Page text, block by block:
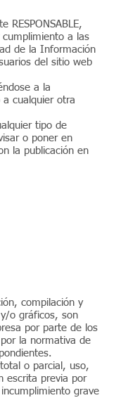
RESPONSABLE,
a las
de la Información
del sitio web
a la
a cualquier otra
tipo de
o poner en
la publicación en
compilación y
o gráficos, son
por parte de los
la normativa de
o parcial, uso,
escrita previa por
grave